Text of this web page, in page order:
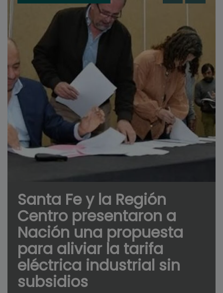
Santa Fe y la Región
Centro presentaron a
Nación una propuesta
para aliviar la tarifa
eléctrica industrial sin
subsidios